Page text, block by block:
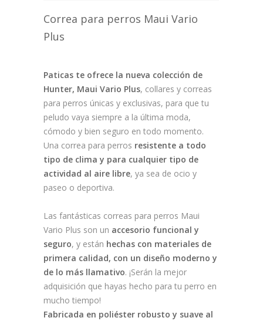
Correa para perros Maui Vario
Plus
Paticas te ofrece la nueva colección de
Hunter, Maui Vario Plus, collares y correas
para perros únicas y exclusivas, para que tu
peludo vaya siempre a la última moda,
cómodo y bien seguro en todo momento.
Una correa para perros resistente a todo
tipo de clima y para cualquier tipo de
actividad al aire libre, ya sea de ocio y
paseo o deportiva.
Las fantásticas correas para perros Maui
Vario Plus son un accesorio funcional y
seguro, y están hechas con materiales de
primera calidad, con un diseño moderno y
de lo más llamativo. ¡Serán la mejor
adquisición que hayas hecho para tu perro en
mucho tiempo!
Fabricada en poliéster robusto y suave al